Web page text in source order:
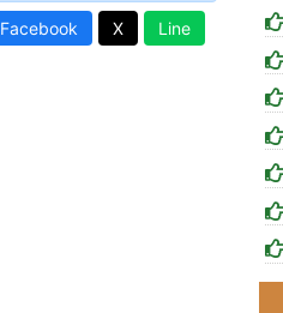
Facebook X Line